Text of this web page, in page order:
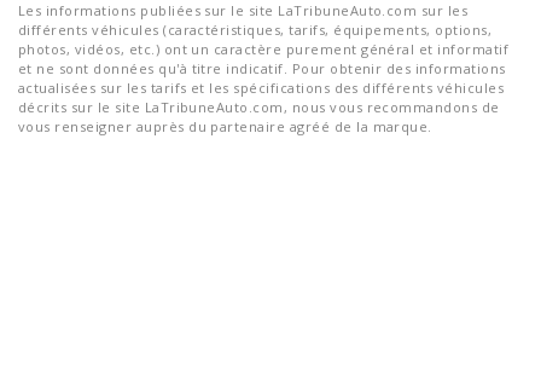
Les informations publiées sur le site LaTribuneAuto.com sur les
différents véhicules (caractéristiques, tarifs, équipements, options,
photos, vidéos, etc.) ont un caractère purement général et informatif
et ne sont données qu'à titre indicatif. Pour obtenir des informations
actualisées sur les tarifs et les spécifications des différents véhicules
décrits sur le site LaTribuneAuto.com, nous vous recommandons de
vous renseigner auprès du partenaire agréé de la marque.